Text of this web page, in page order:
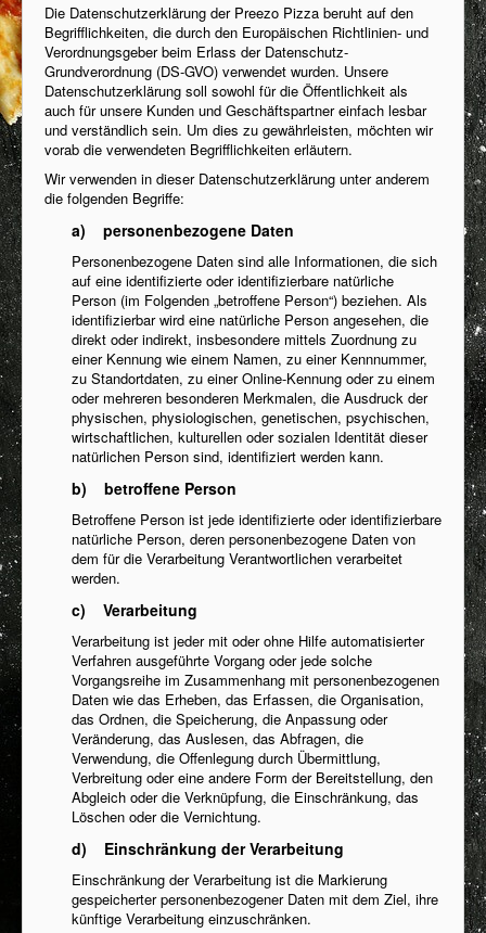
Die Datenschutzerklärung der Preezo Pizza beruht auf den
Begrifflichkeiten, die durch den Europäischen Richtlinien- und
Verordnungsgeber beim Erlass der Datenschutz-
Grundverordnung (DS-GVO) verwendet wurden. Unsere
Datenschutzerklärung soll sowohl für die Öffentlichkeit als
auch für unsere Kunden und Geschäftspartner einfach lesbar
und verständlich sein. Um dies zu gewährleisten, möchten wir
vorab die verwendeten Begrifflichkeiten erläutern.
Wir verwenden in dieser Datenschutzerklärung unter anderem
die folgenden Begriffe:
a) personenbezogene Daten
Personenbezogene Daten sind alle Informationen, die sich
auf eine identifizierte oder identifizierbare natürliche
Person (im Folgenden „betroffene Person“) beziehen. Als
identifizierbar wird eine natürliche Person angesehen, die
direkt oder indirekt, insbesondere mittels Zuordnung zu
einer Kennung wie einem Namen, zu einer Kennnummer,
zu Standortdaten, zu einer Online-Kennung oder zu einem
oder mehreren besonderen Merkmalen, die Ausdruck der
physischen, physiologischen, genetischen, psychischen,
wirtschaftlichen, kulturellen oder sozialen Identität dieser
natürlichen Person sind, identifiziert werden kann.
b) betroffene Person
Betroffene Person ist jede identifizierte oder identifizierbare
natürliche Person, deren personenbezogene Daten von
dem für die Verarbeitung Verantwortlichen verarbeitet
werden.
c) Verarbeitung
Verarbeitung ist jeder mit oder ohne Hilfe automatisierter
Verfahren ausgeführte Vorgang oder jede solche
Vorgangsreihe im Zusammenhang mit personenbezogenen
Daten wie das Erheben, das Erfassen, die Organisation,
das Ordnen, die Speicherung, die Anpassung oder
Veränderung, das Auslesen, das Abfragen, die
Verwendung, die Offenlegung durch Übermittlung,
Verbreitung oder eine andere Form der Bereitstellung, den
Abgleich oder die Verknüpfung, die Einschränkung, das
Löschen oder die Vernichtung.
d) Einschränkung der Verarbeitung
Einschränkung der Verarbeitung ist die Markierung
gespeicherter personenbezogener Daten mit dem Ziel, ihre
künftige Verarbeitung einzuschränken.